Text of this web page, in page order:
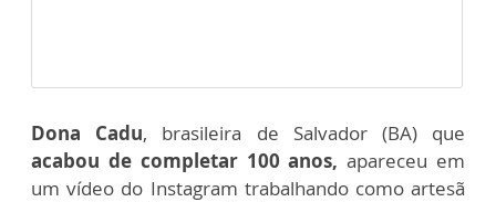
Dona Cadu, brasileira de Salvador (BA) que
acabou de completar 100 anos, apareceu em
um vídeo do Instagram trabalhando como artesã